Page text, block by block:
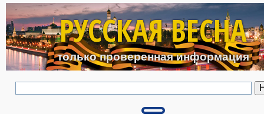
Перейти к основному
РУССКАЯ ВЕСНА
только проверенная информация